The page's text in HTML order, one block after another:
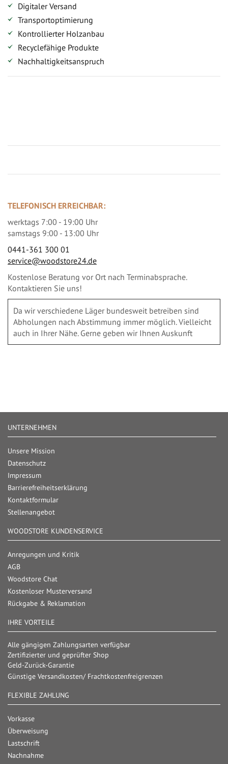
Digitaler Versand
Transportoptimierung
Kontrollierter Holzanbau
Recyclefähige Produkte
Nachhaltigkeitsanspruch
TELEFONISCH ERREICHBAR:
werktags 7:00 - 19:00 Uhr
samstags 9:00 - 13:00 Uhr
0441-361 300 01
service@woodstore24.de
Kostenlose Beratung vor Ort nach Terminabsprache.
Kontaktieren Sie uns!
Da wir verschiedene Läger bundesweit betreiben sind
Abholungen nach Abstimmung immer möglich. Vielleicht
auch in Ihrer Nähe. Gerne geben wir Ihnen Auskunft
UNTERNEHMEN
Unsere Mission
Datenschutz
Impressum
Barrierefreiheitserklärung
Kontaktformular
Stellenangebot
WOODSTORE KUNDENSERVICE
Anregungen und Kritik
AGB
Woodstore Chat
Kostenloser Musterversand
Rückgabe & Reklamation
IHRE VORTEILE
Alle gängigen Zahlungsarten verfügbar
Zertifizierter und geprüfter Shop
Geld-Zurück-Garantie
Günstige Versandkosten/ Frachtkostenfreigrenzen
FLEXIBLE ZAHLUNG
Vorkasse
Überweisung
Lastschrift
Nachnahme